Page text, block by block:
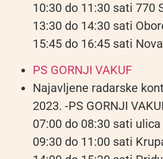
10:30 do 11:30 sati 770
13:30 do 14:30 sati
15:45 do 16:45 sati
PS GORNJI VAKUF
Najavljene radarske
2023. -PS GORNJI
07:00 do 08:30 sati
09:30 do 11:00 sati